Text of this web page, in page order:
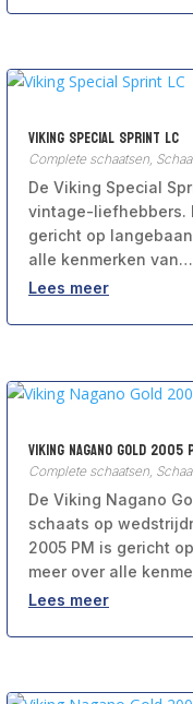
Viking Special Sprint LC
Complete schaatsen,
De Viking Special
vintage-liefhebbers.
gericht op
alle kenmerken
Lees meer
Viking Nagano Gold 2005
Complete schaatsen
De Viking Nagano
schaats op
2005 PM is gericht
meer over alle
Lees meer